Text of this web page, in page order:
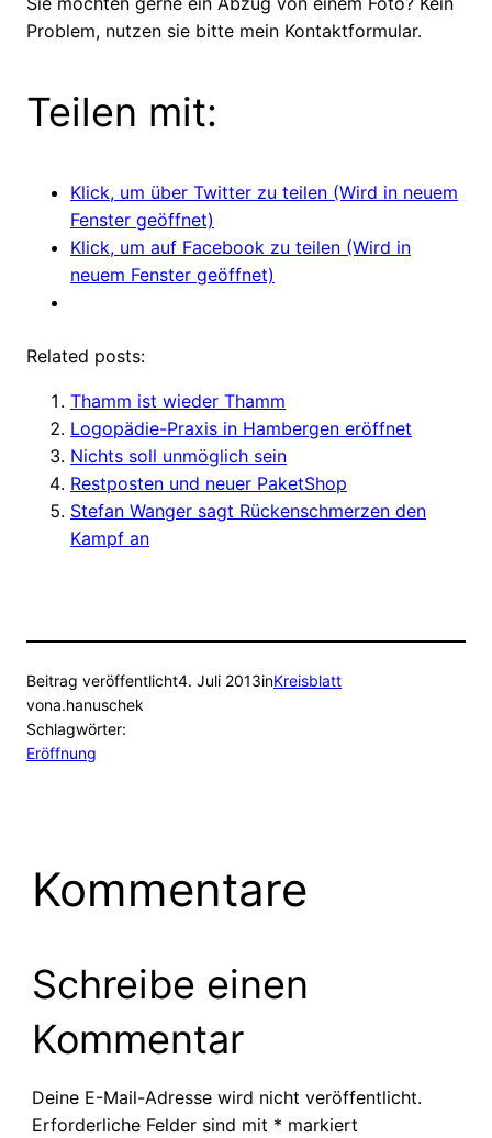
Problem, nutzen sie bitte mein Kontaktformular.
Teilen mit:
Klick, um über Twitter zu teilen (Wird in neuem
Fenster geöffnet)
Klick, um auf Facebook zu teilen (Wird in
neuem Fenster geöffnet)
Related posts:
Thamm ist wieder Thamm
Logopädie-Praxis in Hambergen eröffnet
Nichts soll unmöglich sein
Restposten und neuer PaketShop
Stefan Wanger sagt Rückenschmerzen den
Kampf an
Beitrag veröffentlicht4. Juli 2013inKreisblatt
vona.hanuschek
Schlagwörter:
Eröffnung
Kommentare
Schreibe einen
Kommentar
Deine E-Mail-Adresse wird nicht veröffentlicht.
Erforderliche Felder sind mit * markiert